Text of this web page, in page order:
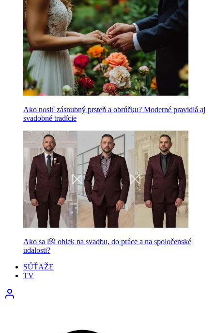
Ako nosiť zásnubný prsteň a obrúčku? Moderné pravidlá aj
svadobné tradície
Ako sa líši oblek na svadbu, do práce a na spoločenské
udalosti?
SÚŤAŽE
TV